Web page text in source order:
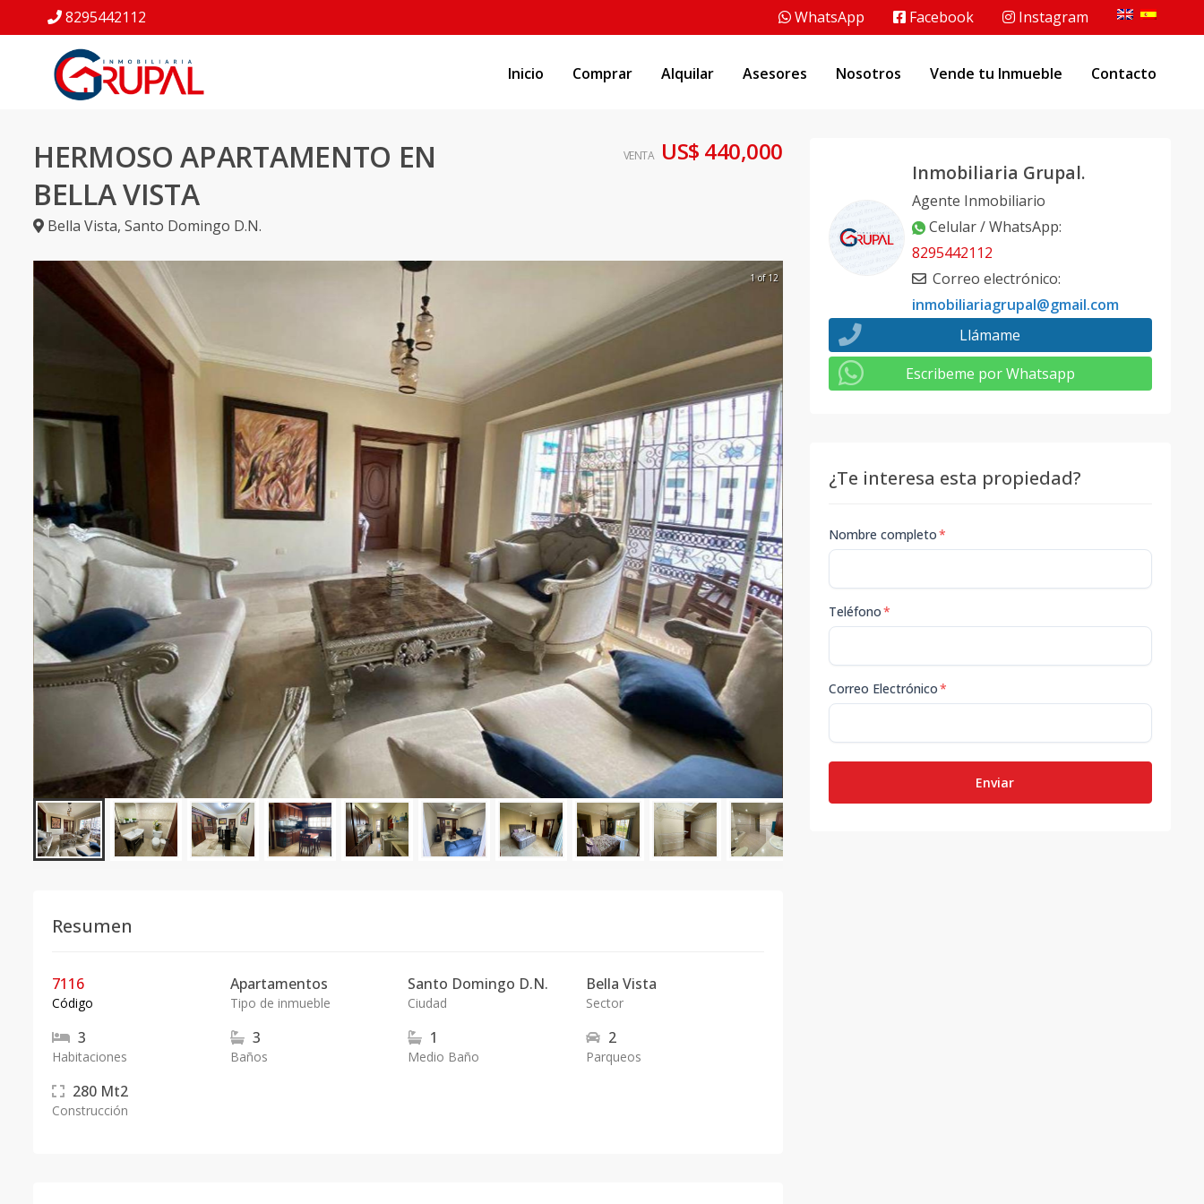
8295442112 WhatsApp Facebook Instagram
Inicio Comprar Alquilar Asesores Nosotros Vende tu Inmueble Contacto
HERMOSO APARTAMENTO EN
BELLA VISTA
Bella Vista, Santo Domingo D.N.
VENTA US$ 440,000
1 of 12
Resumen
7116
Código
Apartamentos
Tipo de inmueble
Santo Domingo D.N.
Ciudad
Bella Vista
Sector
3
Habitaciones
3
Baños
1
Medio Baño
2
Parqueos
280 Mt2
Construcción
Inmobiliaria Grupal.
Agente Inmobiliario
Celular / WhatsApp:
8295442112
Correo electrónico:
inmobiliariagrupal@gmail.com
Llámame
Escribeme por Whatsapp
¿Te interesa esta propiedad?
Nombre completo*
Teléfono*
Correo Electrónico*
Enviar